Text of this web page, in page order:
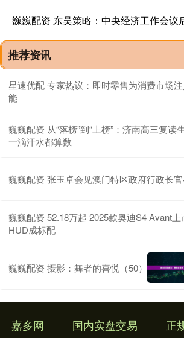
巍巍配资 东吴策略：中央经济工作会议
推荐资讯
星速优配 专家热议：即时零售为消费市场
能
巍巍配资 从“落榜”到“上榜”：济南高三复读
一滴汗水都算数
巍巍配资 张玉卓会见澳门特区政府行政长
巍巍配资 52.18万起 2025款奥迪S4 Avant上
HUD成标配
巍巍配资 摄影：舞者的喜悦（50）
嘉多网 国内实盘交易 正